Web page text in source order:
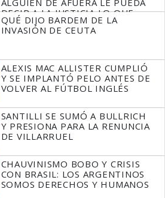
DECIR A LA JUSTICIA LO QUE
TIENE QUE HACER"
QUÉ DIJO BARDEM DE LA
INVASIÓN DE CEUTA
ALEXIS MAC ALLISTER CUMPLIÓ
Y SE IMPLANTÓ PELO ANTES DE
VOLVER AL FÚTBOL INGLÉS
SANTILLI SE SUMÓ A BULLRICH
Y PRESIONA PARA LA RENUNCIA
DE VILLARRUEL
CHAUVINISMO BOBO Y CRISIS
CON BRASIL: LOS ARGENTINOS
SOMOS DERECHOS Y HUMANOS